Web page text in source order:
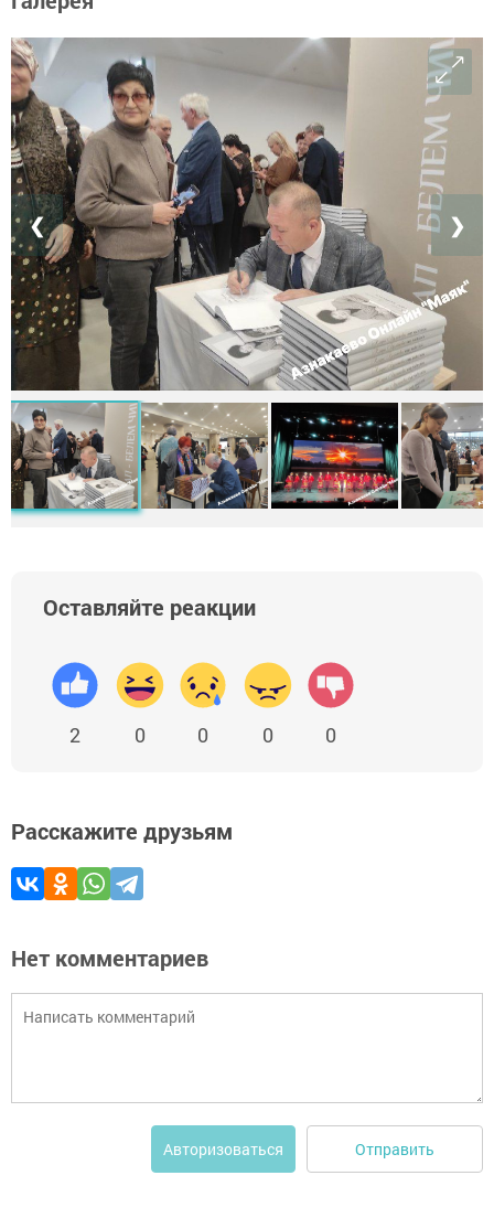
❮ ❯
Оставляйте реакции
2 0 0 0 0
Расскажите друзьям
Нет комментариев
Авторизоваться Отправить